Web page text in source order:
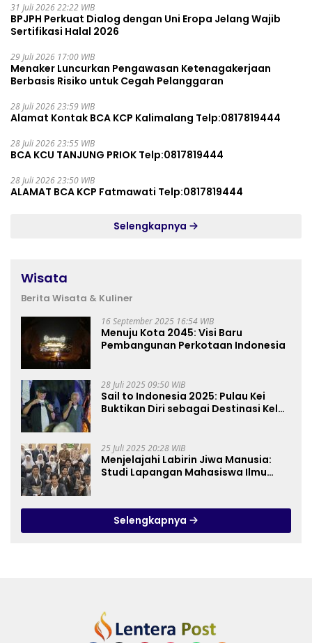
31 Juli 2026 22:22 WIB
BPJPH Perkuat Dialog dengan Uni Eropa Jelang Wajib
Sertifikasi Halal 2026
29 Juli 2026 17:00 WIB
Menaker Luncurkan Pengawasan Ketenagakerjaan
Berbasis Risiko untuk Cegah Pelanggaran
28 Juli 2026 23:59 WIB
Alamat Kontak BCA KCP Kalimalang Telp:0817819444
28 Juli 2026 23:55 WIB
BCA KCU TANJUNG PRIOK Telp:0817819444
28 Juli 2026 23:50 WIB
ALAMAT BCA KCP Fatmawati Telp:0817819444
Selengkapnya
Wisata
Berita Wisata & Kuliner
16 September 2025 16:54 WIB
Menuju Kota 2045: Visi Baru
Pembangunan Perkotaan Indonesia
28 Juli 2025 09:50 WIB
Sail to Indonesia 2025: Pulau Kei
Buktikan Diri sebagai Destinasi Kelas
25 Juli 2025 20:28 WIB
Menjelajahi Labirin Jiwa Manusia:
Studi Lapangan Mahasiswa Ilmu
Selengkapnya